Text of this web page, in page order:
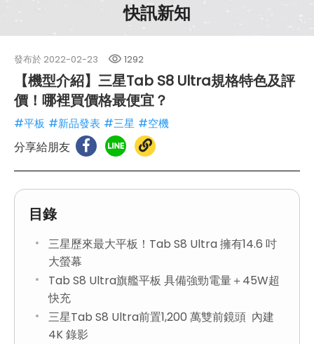
快訊新知
發布於 2022-02-23 1292
【機型介紹】三星Tab S8 Ultra規格特色及評
價！哪裡買價格最便宜？
#平板 #新品發表 #三星 #空機
分享給朋友
目錄
三星歷來最大平板！Tab S8 Ultra 擁有14.6 吋
大螢幕
Tab S8 Ultra旗艦平板 具備強勁電量＋45W超
快充
三星Tab S8 Ultra前置1,200 萬雙前鏡頭 內建
4K 錄影